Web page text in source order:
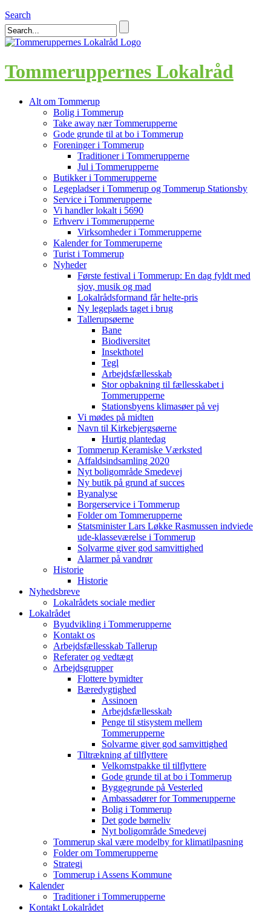
Search
Tommeruppernes Lokalråd
Alt om Tommerup
Bolig i Tommerup
Take away nær Tommerupperne
Gode grunde til at bo i Tommerup
Foreninger i Tommerup
Traditioner i Tommerupperne
Jul i Tommerupperne
Butikker i Tommerupperne
Legepladser i Tommerup og Tommerup Stationsby
Service i Tommerupperne
Vi handler lokalt i 5690
Erhverv i Tommerupperne
Virksomheder i Tommerupperne
Kalender for Tommeruperne
Turist i Tommerup
Nyheder
Første festival i Tommerup: En dag fyldt med
sjov, musik og mad
Lokalrådsformand får helte-pris
Ny legeplads taget i brug
Tallerupsøerne
Bane
Biodiversitet
Insekthotel
Tegl
Arbejdsfællesskab
Stor opbakning til fællesskabet i
Tommerupperne
Stationsbyens klimasøer på vej
Vi mødes på midten
Navn til Kirkebjergsøerne
Hurtig plantedag
Tommerup Keramiske Værksted
Affaldsindsamling 2020
Nyt boligområde Smedevej
Ny butik på grund af succes
Byanalyse
Borgerservice i Tommerup
Folder om Tommerupperne
Statsminister Lars Løkke Rasmussen indviede
ude-klasseværelse i Tommerup
Solvarme giver god samvittighed
Alarmer på vandrør
Historie
Historie
Nyhedsbreve
Lokalrådets sociale medier
Lokalrådet
Byudvikling i Tommerupperne
Kontakt os
Arbejdsfællesskab Tallerup
Referater og vedtægt
Arbejdsgrupper
Flottere bymidter
Bæredygtighed
Assinoen
Arbejdsfællesskab
Penge til stisystem mellem
Tommerupperne
Solvarme giver god samvittighed
Tiltrækning af tilflyttere
Velkomstpakke til tilflyttere
Gode grunde til at bo i Tommerup
Byggegrunde på Vesterled
Ambassadører for Tommerupperne
Bolig i Tommerup
Det gode børneliv
Nyt boligområde Smedevej
Tommerup skal være modelby for klimatilpasning
Folder om Tommerupperne
Strategi
Tommerup i Assens Kommune
Kalender
Traditioner i Tommerupperne
Kontakt Lokalrådet